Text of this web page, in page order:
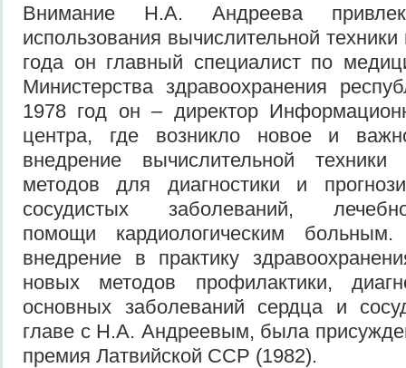
Внимание Н.А. Андреева
использования вычислительной
года он главный специалист по
Министерства здравоохранения
1978 год он – директор
центра, где возникло новое и
внедрение вычислительной техники
методов для диагностики и
сосудистых заболеваний, лечебно-
помощи кардиологическим
внедрение в практику
новых методов профилактики,
основных заболеваний сердца и
главе с Н.А. Андреевым, была
премия Латвийской ССР (1982).